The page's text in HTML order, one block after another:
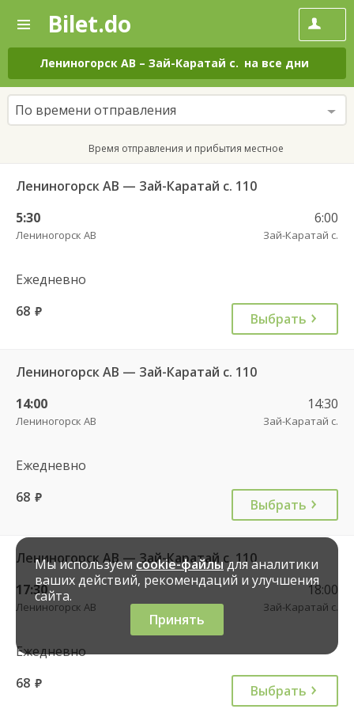
—
Поиск
и
покупка
билетов
на
автобус
онлайн
Bilet.do
Лениногорск АВ – Зай-Каратай с. на все дни
По времени отправления
Время отправления и прибытия местное
Лениногорск АВ — Зай-Каратай с. 110
5:30
Лениногорск АВ
6:00
Зай-Каратай с.
Ежедневно
68 руб. Выбрать
Лениногорск АВ — Зай-Каратай с. 110
14:00
Лениногорск АВ
14:30
Зай-Каратай с.
Ежедневно
68 руб. Выбрать
Лениногорск АВ — Зай-Каратай с. 110
17:30
Лениногорск АВ
18:00
Зай-Каратай с.
Ежедневно
68 руб. Выбрать
Мы используемcookie-файлыдля аналитики
ваших действий, рекомендаций и улучшения
сайта.
Принять